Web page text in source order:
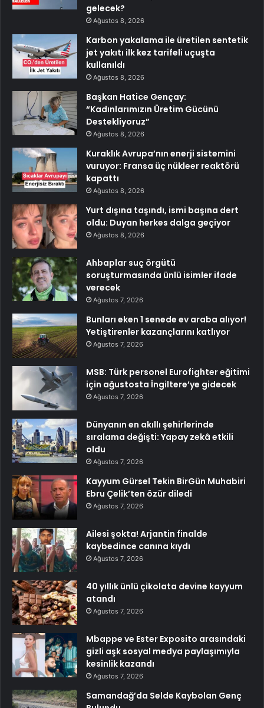
gelecek?
Ağustos 8, 2026
Karbon yakalama ile üretilen sentetik
jet yakıtı ilk kez tarifeli uçuşta
kullanıldı
Ağustos 8, 2026
Başkan Hatice Gençay:
“Kadınlarımızın Üretim Gücünü
Destekliyoruz”
Ağustos 8, 2026
Kuraklık Avrupa’nın enerji sistemini
vuruyor: Fransa üç nükleer reaktörü
kapattı
Ağustos 8, 2026
Yurt dışına taşındı, ismi başına dert
oldu: Duyan herkes dalga geçiyor
Ağustos 8, 2026
Ahbaplar suç örgütü
soruşturmasında ünlü isimler ifade
verecek
Ağustos 7, 2026
Bunları eken 1 senede ev araba alıyor!
Yetiştirenler kazançlarını katlıyor
Ağustos 7, 2026
MSB: Türk personel Eurofighter eğitimi
için ağustosta İngiltere’ye gidecek
Ağustos 7, 2026
Dünyanın en akıllı şehirlerinde
sıralama değişti: Yapay zekâ etkili
oldu
Ağustos 7, 2026
Kayyum Gürsel Tekin BirGün Muhabiri
Ebru Çelik’ten özür diledi
Ağustos 7, 2026
Ailesi şokta! Arjantin finalde
kaybedince canına kıydı
Ağustos 7, 2026
40 yıllık ünlü çikolata devine kayyum
atandı
Ağustos 7, 2026
Mbappe ve Ester Exposito arasındaki
gizli aşk sosyal medya paylaşımıyla
kesinlik kazandı
Ağustos 7, 2026
Samandağ’da Selde Kaybolan Genç